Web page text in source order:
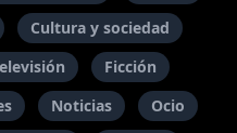
Cultura y sociedad
Ficción
Noticias
Ocio